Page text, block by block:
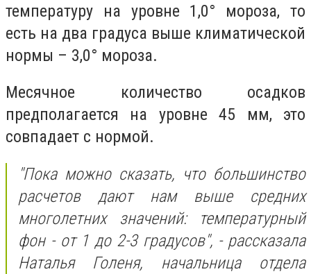
температуру на уровне 1,0° мороза, то
есть на два градуса выше климатической
нормы – 3,0° мороза.
Месячное количество осадков
предполагается на уровне 45 мм, это
совпадает с нормой.
"Пока можно сказать, что большинство
расчетов дают нам выше средних
многолетних значений: температурный
фон - от 1 до 2-3 градусов", - рассказала
Наталья Голеня, начальница отдела